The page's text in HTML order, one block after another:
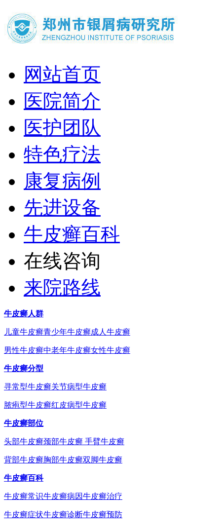
网站首页
医院简介
医护团队
特色疗法
康复病例
先进设备
牛皮癣百科
在线咨询
来院路线
牛皮癣人群
儿童牛皮癣青少年牛皮癣成人牛皮癣
男性牛皮癣中老年牛皮癣女性牛皮癣
牛皮癣分型
寻常型牛皮癣关节病型牛皮癣
脓疱型牛皮癣红皮病型牛皮癣
牛皮癣部位
头部牛皮癣颈部牛皮癣 手臂牛皮癣
背部牛皮癣胸部牛皮癣双脚牛皮癣
牛皮癣百科
牛皮癣常识牛皮癣病因牛皮癣治疗
牛皮癣症状牛皮癣诊断牛皮癣预防